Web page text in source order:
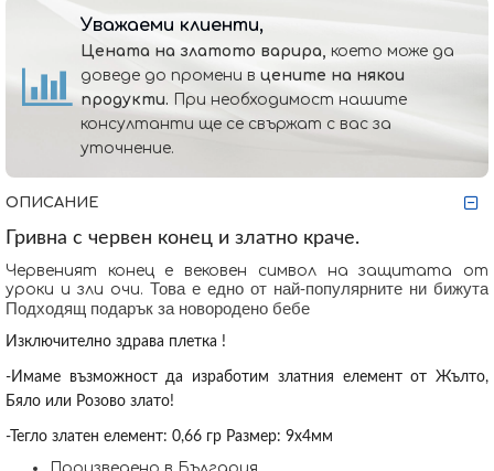
Уважаеми клиенти,
Цената на златото варира, което може да
доведе до промени в цените на някои
продукти. При необходимост нашите
консултанти ще се свържат с вас за
уточнение.
ОПИСАНИЕ
Гривна с червен конец и златно краче.
Червеният конец е вековен символ на защитата от
уроки и зли очи. Това е едно от най-популярните ни бижута
Подходящ подарък за новородено бебе
Изключително здрава плетка !
-Имаме възможност да изработим златния елемент от Жълто,
Бяло или Розово злато!
-Тегло златен елемент: 0,66 гр Размер: 9х4мм